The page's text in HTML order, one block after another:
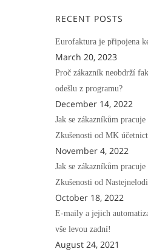
RECENT POSTS
Eurofaktura je připojena
March 20, 2023
Proč zákazník neobdrží
odešlu z programu?
December 14, 2022
Jak se zákazníkům
Zkušenosti od MK
November 4, 2022
Jak se zákazníkům
Zkušenosti od
October 18, 2022
E-maily a jejich
vše levou zadní!
August 24, 2021